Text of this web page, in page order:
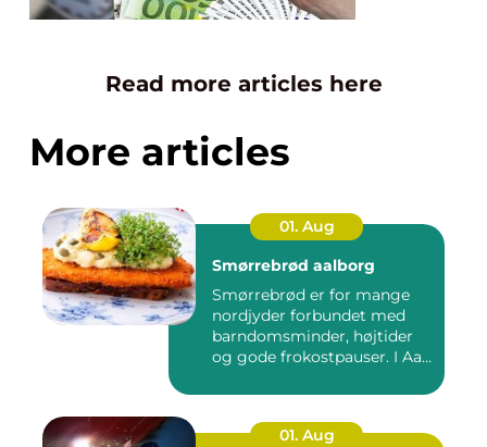
Read more articles here
More articles
01. Aug
Smørrebrød aalborg
Smørrebrød er for mange
nordjyder forbundet med
barndomsminder, højtider
og gode frokostpauser. I Aa...
01. Aug